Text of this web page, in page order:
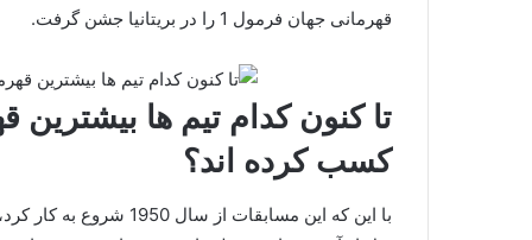
قهرمانی جهان فرمول 1 را در بریتانیا جشن گرفت.
تا کنون کدام تیم ها
کسب کرده اند؟